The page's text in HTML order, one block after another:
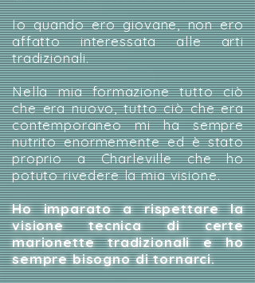
Io quando ero giovane, non ero
affatto interessata alle arti
tradizionali.
Nella mia formazione tutto ciò
che era nuovo, tutto ciò che era
contemporaneo mi ha sempre
nutrito enormemente ed è stato
proprio a Charleville che ho
potuto rivedere la mia visione.
Ho imparato a rispettare la
visione tecnica di certe
marionette tradizionali e ho
sempre bisogno di tornarci.